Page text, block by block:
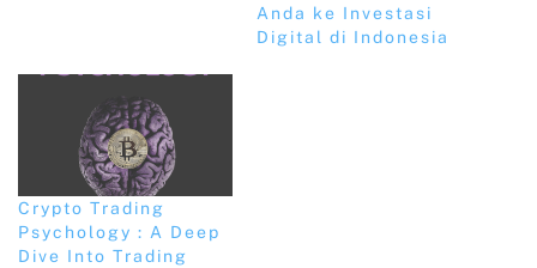
Anda ke Investasi
Digital di Indonesia
Crypto Trading
Psychology : A Deep
Dive Into Trading